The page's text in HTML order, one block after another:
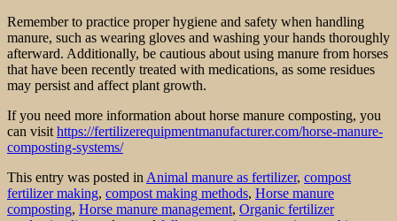
Remember to practice proper hygiene and safety when handling
manure, such as wearing gloves and washing your hands thoroughly
afterward. Additionally, be cautious about using manure from horses
that have been recently treated with medications, as some residues
may persist and affect plant growth.
If you need more information about horse manure composting, you
can visit https://fertilizerequipmentmanufacturer.com/horse-manure-
composting-systems/
This entry was posted in Animal manure as fertilizer, compost
fertilizer making, compost making methods, Horse manure
composting, Horse manure management, Organic fertilizer